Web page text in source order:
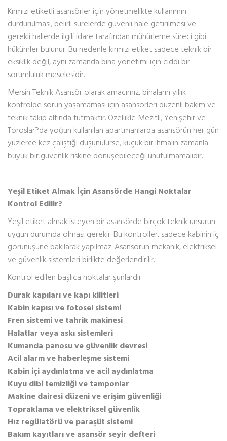
Kırmızı etiketli asansörler için yönetmelikte kullanımın
durdurulması, belirli sürelerde güvenli hale getirilmesi ve
gerekli hallerde ilgili idare tarafından mühürleme süreci gibi
hükümler bulunur. Bu nedenle kırmızı etiket sadece teknik bir
eksiklik değil, aynı zamanda bina yönetimi için ciddi bir
sorumluluk meselesidir.
Mersin Teknik Asansör olarak amacımız, binaların yıllık
kontrolde sorun yaşamaması için asansörleri düzenli bakım ve
teknik takip altında tutmaktır. Özellikle Mezitli, Yenişehir ve
Toroslar?da yoğun kullanılan apartmanlarda asansörün her gün
yüzlerce kez çalıştığı düşünülürse, küçük bir ihmalin zamanla
büyük bir güvenlik riskine dönüşebileceği unutulmamalıdır.
Yeşil Etiket Almak İçin Asansörde Hangi Noktalar
Kontrol Edilir?
Yeşil etiket almak isteyen bir asansörde birçok teknik unsurun
uygun durumda olması gerekir. Bu kontroller, sadece kabinin iç
görünüşüne bakılarak yapılmaz. Asansörün mekanik, elektriksel
ve güvenlik sistemleri birlikte değerlendirilir.
Kontrol edilen başlıca noktalar şunlardır:
Durak kapıları ve kapı kilitleri
Kabin kapısı ve fotosel sistemi
Fren sistemi ve tahrik makinesi
Halatlar veya askı sistemleri
Kumanda panosu ve güvenlik devresi
Acil alarm ve haberleşme sistemi
Kabin içi aydınlatma ve acil aydınlatma
Kuyu dibi temizliği ve tamponlar
Makine dairesi düzeni ve erişim güvenliği
Topraklama ve elektriksel güvenlik
Hız regülatörü ve paraşüt sistemi
Bakım kayıtları ve asansör seyir defteri